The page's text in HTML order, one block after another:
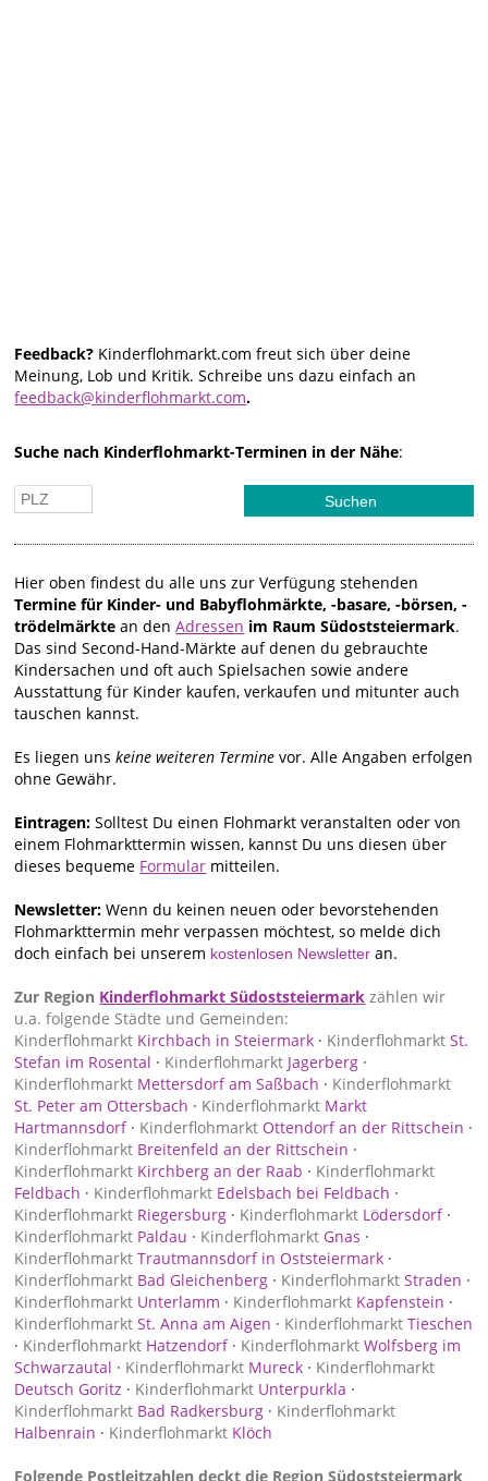
Feedback? Kinderflohmarkt.com freut sich über deine
Meinung, Lob und Kritik. Schreibe uns dazu einfach an
feedback@kinderflohmarkt.com.
Suche nach Kinderflohmarkt-Terminen in der Nähe:
Hier oben findest du alle uns zur Verfügung stehenden
Termine für Kinder- und Babyflohmärkte, -basare, -börsen, -
trödelmärkte an denAdressen im Raum Südoststeiermark.
Das sind Second-Hand-Märkte auf denen du gebrauchte
Kindersachen und oft auch Spielsachen sowie andere
Ausstattung für Kinder kaufen, verkaufen und mitunter auch
tauschen kannst.
Es liegen unskeine weiteren Termine vor. Alle Angaben erfolgen
ohne Gewähr.
Eintragen:Solltest Du einen Flohmarkt veranstalten oder von
einem Flohmarkttermin wissen, kannst Du uns diesen über
dieses bequeme Formular mitteilen.
Newsletter: Wenn du keinen neuen oder bevorstehenden
Flohmarkttermin mehr verpassen möchtest, so melde dich
doch einfach bei unserem kostenlosen Newsletter an.
Zur Region Kinderflohmarkt Südoststeiermark zählen wir
u.a. folgende Städte und Gemeinden:
Kinderflohmarkt Kirchbach in Steiermark · Kinderflohmarkt St.
Stefan im Rosental · Kinderflohmarkt Jagerberg ·
Kinderflohmarkt Mettersdorf am Saßbach · Kinderflohmarkt
St. Peter am Ottersbach · Kinderflohmarkt Markt
Hartmannsdorf· Kinderflohmarkt Ottendorf an der Rittschein ·
Kinderflohmarkt Breitenfeld an der Rittschein ·
Kinderflohmarkt Kirchberg an der Raab · Kinderflohmarkt
Feldbach · Kinderflohmarkt Edelsbach bei Feldbach ·
Kinderflohmarkt Riegersburg · Kinderflohmarkt Lödersdorf·
Kinderflohmarkt Paldau · Kinderflohmarkt Gnas ·
Kinderflohmarkt Trautmannsdorf in Oststeiermark ·
Kinderflohmarkt Bad Gleichenberg · Kinderflohmarkt Straden ·
Kinderflohmarkt Unterlamm · Kinderflohmarkt Kapfenstein ·
Kinderflohmarkt St. Anna am Aigen · Kinderflohmarkt Tieschen
· Kinderflohmarkt Hatzendorf· Kinderflohmarkt Wolfsberg im
Schwarzautal · Kinderflohmarkt Mureck · Kinderflohmarkt
Deutsch Goritz · Kinderflohmarkt Unterpurkla ·
Kinderflohmarkt Bad Radkersburg · Kinderflohmarkt
Halbenrain · Kinderflohmarkt Klöch
Folgende Postleitzahlen deckt die Region Südoststeiermark